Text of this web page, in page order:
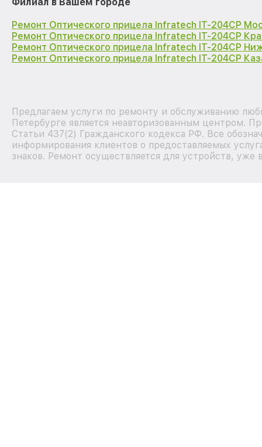
Ремонт Оптического прицела Infratech IT-204CP
Ремонт Оптического прицела Infratech IT-204CP
Ремонт Оптического прицела Infratech IT-204CP
Ремонт Оптического прицела Infratech IT-204CP
Предлагаем услуги по ремонту и обслуживанию
Петербурге является неавторизованным центром.
Статьи 437(2) Гражданского кодекса РФ. Все
информирования клиентов о предоставляемых
знаков. Ремонт осуществляется для устройств,